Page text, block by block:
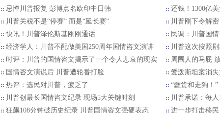
忌惮川普报复 彭博点名欧印中日韩
还钱！1300亿
川普关税不是“停赛” 而是“延长赛”
川普刚下令解
快讯！川普泽伦斯基刚刚通话
民调：川普国
经济学人：川普不配做美国250周年国情咨文演讲
川普这次按照
时评：川普的国情咨文揭示了一个令人悲哀的现实
周围人的马屁
国情咨文演说后 川普遭轮番打脸
爱泼斯坦案消
热评：选民对川普，疲乏了
“蠢货和走狗！
川普创最长国情咨文纪录 现场5大关键时刻
川普承诺：每
狂飙108分钟破历史纪录 川普国情咨文强硬表态
进一步打击移